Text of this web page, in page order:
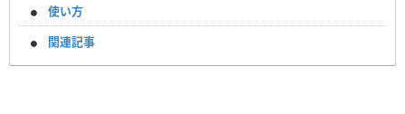
使い方
関連記事